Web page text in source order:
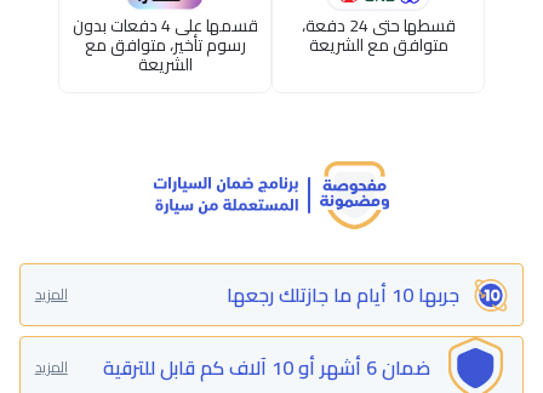
قسطها حتى 24 دفعة،
متوافق مع الشريعة
قسمها على 4 دفعات بدون
رسوم تأخير، متوافق مع
الشريعة
جربها 10 أيام ما جازتلك رجعها المزيد
ضمان 6 أشهر أو 10 آلاف كم قابل للترقية المزيد